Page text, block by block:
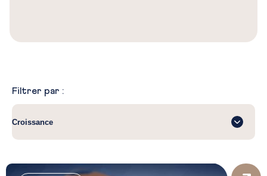
Filtrer par :